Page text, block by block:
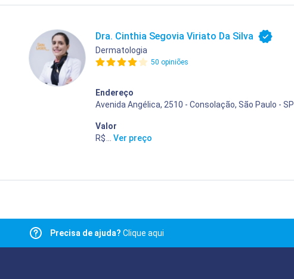
Dra. Cinthia Segovia Viriato Da Silva
Dermatologia
50 opiniões
Endereço
Avenida Angélica, 2510 - Consolação, São Paulo - SP
Valor
R$ 400,00
Ver preço
Precisa de ajuda? Clique aqui